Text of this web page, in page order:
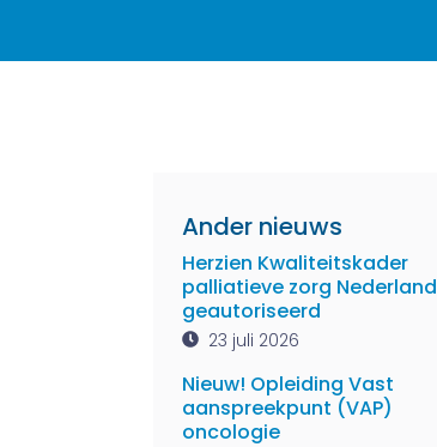
Ander nieuws
Herzien Kwaliteitskader
palliatieve zorg Nederland
geautoriseerd
23 juli 2026
Nieuw! Opleiding Vast
aanspreekpunt (VAP)
oncologie